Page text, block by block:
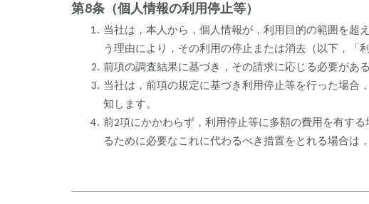
第8条（個人情報の利用停止等）
当社は，本人から，個人情報が，利用目的の範囲を超
う理由により，その利用の停止または消去（以下，「
前項の調査結果に基づき，その請求に応じる必要があ
当社は，前項の規定に基づき利用停止等を行った場合
知します。
前2項にかかわらず，利用停止等に多額の費用を有す
るために必要なこれに代わるべき措置をとれる場合は